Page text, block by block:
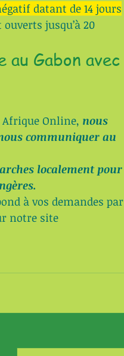
datant de 14 jours
jusqu’à 20
Gabon avec
Afrique Online, nous
communiquer au
localement pour
à vos demandes par
notre site